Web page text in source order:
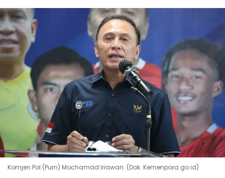
Komjen Pol (Purn) Mochamad Iriawan. (Dok. Kemenpora.go.id)